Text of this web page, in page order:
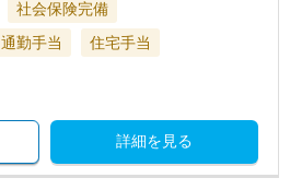
社会保険完備
通勤手当
住宅手当
詳細を見る